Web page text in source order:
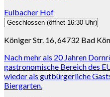
Eulbacher Hof
Geschlossen (öffnet 16:30 Uhr)
Königer Str. 16, 64732 Bad
Nach mehr als 20 Jahren
gastronomische Bereich des
wieder als gutbürgerliche
Biergarten.